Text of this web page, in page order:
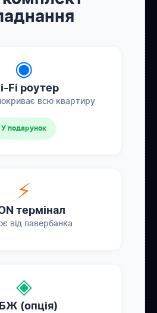
◉
Fi роутер
всю квартиру
У подарунок
⚡
термінал
від павербанка
◈
(опція)